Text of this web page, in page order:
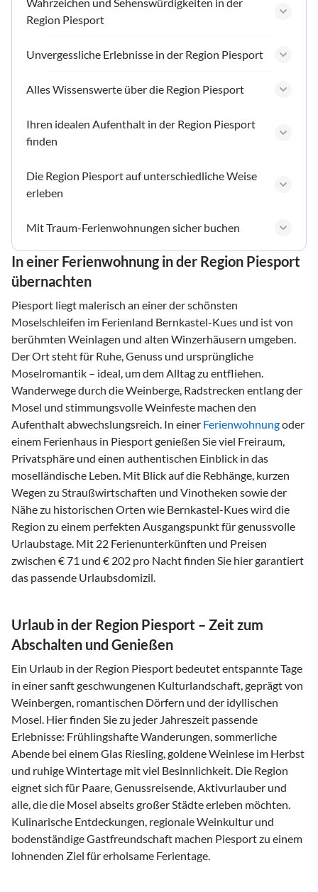
Region Piesport
Unvergessliche Erlebnisse in der Region Piesport
Alles Wissenswerte über die Region Piesport
Ihren idealen Aufenthalt in der Region Piesport
finden
Die Region Piesport auf unterschiedliche Weise
erleben
Mit Traum-Ferienwohnungen sicher buchen
In einer Ferienwohnung in der Region Piesport
übernachten
Piesport liegt malerisch an einer der schönsten
Moselschleifen im Ferienland Bernkastel-Kues und ist von
berühmten Weinlagen und alten Winzerhäusern umgeben.
Der Ort steht für Ruhe, Genuss und ursprüngliche
Moselromantik – ideal, um dem Alltag zu entfliehen.
Wanderwege durch die Weinberge, Radstrecken entlang der
Mosel und stimmungsvolle Weinfeste machen den
Aufenthalt abwechslungsreich. In einer Ferienwohnungoder
einem Ferienhaus in Piesport genießen Sie viel Freiraum,
Privatsphäre und einen authentischen Einblick in das
moselländische Leben. Mit Blick auf die Rebhänge, kurzen
Wegen zu Straußwirtschaften und Vinotheken sowie der
Nähe zu historischen Orten wie Bernkastel-Kues wird die
Region zu einem perfekten Ausgangspunkt für genussvolle
Urlaubstage. Mit 22 Ferienunterkünften und Preisen
zwischen € 71 und € 202 pro Nacht finden Sie hier garantiert
das passende Urlaubsdomizil.
Urlaub in der Region Piesport – Zeit zum
Abschalten und Genießen
Ein Urlaub in der Region Piesport bedeutet entspannte Tage
in einer sanft geschwungenen Kulturlandschaft, geprägt von
Weinbergen, romantischen Dörfern und der idyllischen
Mosel. Hier finden Sie zu jeder Jahreszeit passende
Erlebnisse: Frühlingshafte Wanderungen, sommerliche
Abende bei einem Glas Riesling, goldene Weinlese im Herbst
und ruhige Wintertage mit viel Besinnlichkeit. Die Region
eignet sich für Paare, Genussreisende, Aktivurlauber und
alle, die die Mosel abseits großer Städte erleben möchten.
Kulinarische Entdeckungen, regionale Weinkultur und
bodenständige Gastfreundschaft machen Piesport zu einem
lohnenden Ziel für erholsame Ferientage.